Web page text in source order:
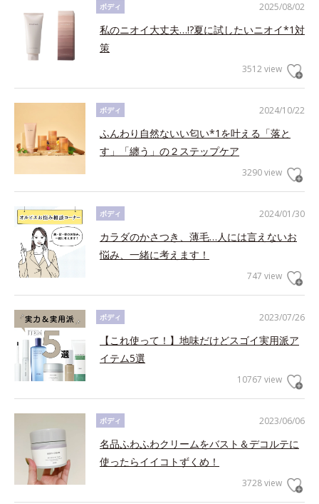
2025/08/02
ボディ
私のニオイ大丈夫…!?夏に試したいニオイ*1対
策
3512 view
2024/10/22
ボディ
ふんわり自然ないい匂い*1を叶える「落と
す」「纏う」の２ステップケア
3290 view
2024/01/30
ボディ
カラダのかさつき、薄毛…人には言えないお
悩み、一緒に考えます！
747 view
2023/07/26
ボディ
【これ使って！】地味だけどスゴイ実用派ア
イテム5選
10767 view
2023/06/06
ボディ
名品ふわふわクリームをバスト＆デコルテに
使ったらイイコトずくめ！
3728 view